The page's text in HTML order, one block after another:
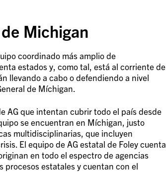
Michigan
coordinado más amplio de
estados y, como tal, está al corriente de
llevando a cabo o defendiendo a nivel
de Míchigan.
AG que intentan cubrir todo el país desde
se encuentran en Míchigan, justo
multidisciplinarias, que incluyen
El equipo de AG estatal de Foley cuenta
en todo el espectro de agencias
procesos estatales y cuentan con el